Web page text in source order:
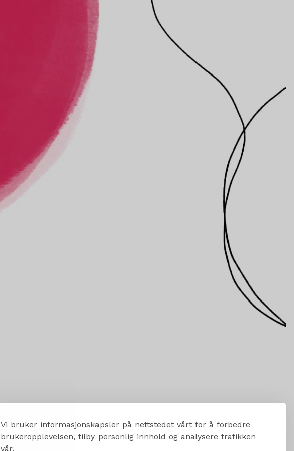
Vi bruker informasjonskapsler på nettstedet vårt for å forbedre
brukeropplevelsen, tilby personlig innhold og analysere trafikken
vår.